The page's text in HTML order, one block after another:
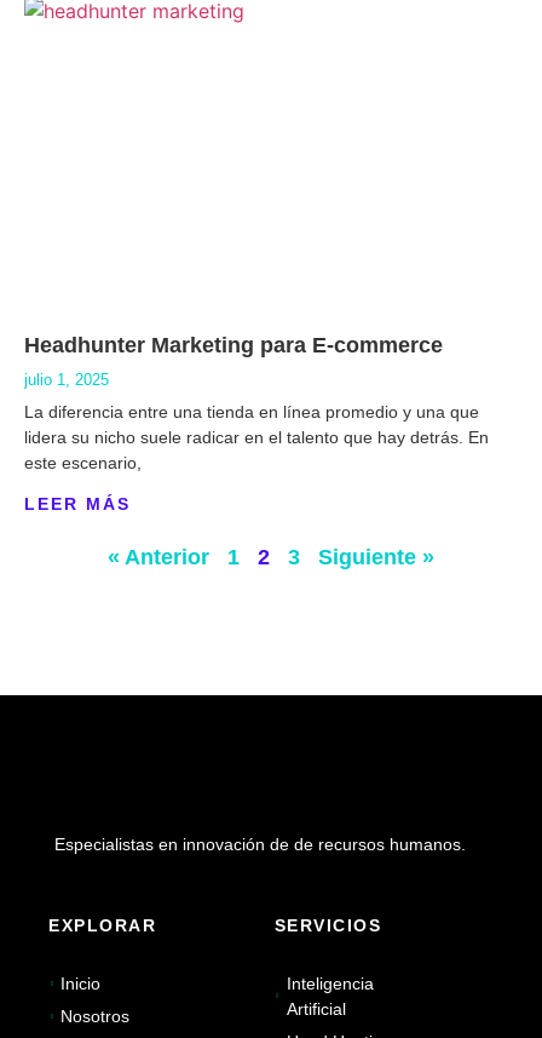
Headhunter Marketing para E-commerce
julio 1, 2025
La diferencia entre una tienda en línea promedio y una que
lidera su nicho suele radicar en el talento que hay detrás. En
este escenario,
LEER MÁS
« Anterior 1 2 3 Siguiente »
Especialistas en innovación de de recursos humanos.
EXPLORAR
Inicio
Nosotros
SERVICIOS
Inteligencia
Artificial